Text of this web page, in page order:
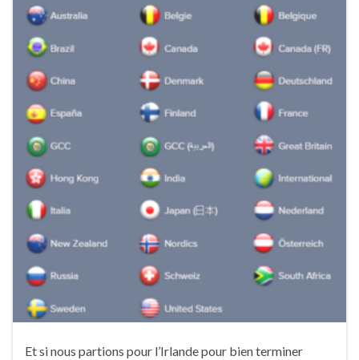
Et si nous partions pour l’Irlande pour bien terminer